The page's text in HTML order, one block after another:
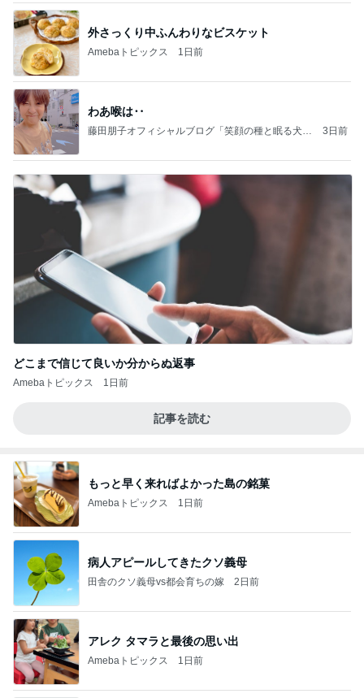
外さっくり中ふんわりなビスケット
Amebaトピックス 1日前
わあ喉は‥
藤田朋子オフィシャルブログ「笑顔の種と眠る犬」
3日前
どこまで信じて良いか分からぬ返事
Amebaトピックス 1日前
記事を読む
もっと早く来ればよかった島の銘菓
Amebaトピックス 1日前
病人アピールしてきたクソ義母
田舎のクソ義母vs都会育ちの嫁 2日前
アレク タマラと最後の思い出
Amebaトピックス 1日前